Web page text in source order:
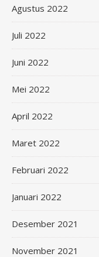
Agustus 2022
Juli 2022
Juni 2022
Mei 2022
April 2022
Maret 2022
Februari 2022
Januari 2022
Desember 2021
November 2021